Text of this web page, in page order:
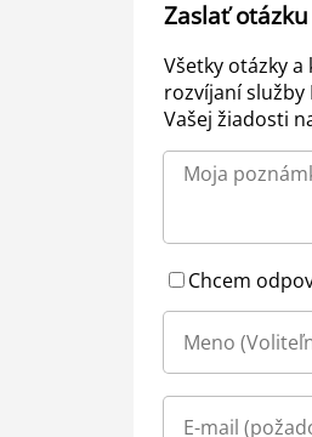
Zaslať otázku
Všetky otázky
rozvíjaní služby
Vašej žiadosti
Chcem